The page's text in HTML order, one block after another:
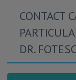
CONTACT
DR.